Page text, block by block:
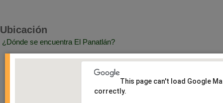
Ubicación
¿Dónde se encuentra El Panatlán?
This page can't load Google
correctly.